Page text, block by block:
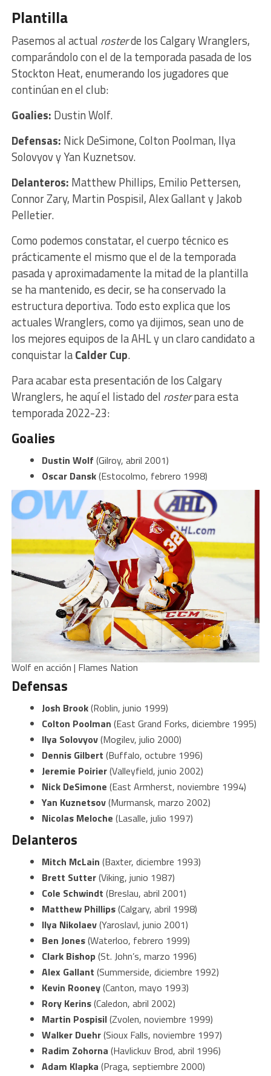
Plantilla
Pasemos al actual rosterde los Calgary Wranglers,
comparándolo con el de la temporada pasada de los
Stockton Heat, enumerando los jugadores que
continúan en el club:
Goalies: Dustin Wolf.
Defensas: Nick DeSimone, Colton Poolman, Ilya
Solovyov y Yan Kuznetsov.
Delanteros: Matthew Phillips, Emilio Pettersen,
Connor Zary, Martin Pospisil, Alex Gallant y Jakob
Pelletier.
Como podemos constatar, el cuerpo técnico es
prácticamente el mismo que el de la temporada
pasada y aproximadamente la mitad de la plantilla
se ha mantenido, es decir, se ha conservado la
estructura deportiva. Todo esto explica que los
actuales Wranglers, como ya dijimos, sean uno de
los mejores equipos de la AHL y un claro candidato a
conquistar laCalder Cup.
Para acabar esta presentación de los Calgary
Wranglers, he aquí el listado del rosterpara esta
temporada 2022-23:
Goalies
Dustin Wolf (Gilroy, abril 2001)
Oscar Dansk(Estocolmo, febrero 1998)
Wolf en acción | Flames Nation
Defensas
Josh Brook(Roblin, junio 1999)
Colton Poolman (East Grand Forks, diciembre 1995)
Ilya Solovyov(Mogilev, julio 2000)
Dennis Gilbert (Buffalo, octubre 1996)
Jeremie Poirier(Valleyfield, junio 2002)
Nick DeSimone (East Armherst, noviembre 1994)
Yan Kuznetsov(Murmansk, marzo 2002)
Nicolas Meloche (Lasalle, julio 1997)
Delanteros
Mitch McLain (Baxter, diciembre 1993)
Brett Sutter(Viking, junio 1987)
Cole Schwindt (Breslau, abril 2001)
Matthew Phillips(Calgary, abril 1998)
Ilya Nikolaev(Yaroslavl, junio 2001)
Ben Jones(Waterloo, febrero 1999)
Clark Bishop(St. John’s, marzo 1996)
Alex Gallant (Summerside, diciembre 1992)
Kevin Rooney(Canton, mayo 1993)
Rory Kerins(Caledon, abril 2002)
Martin Pospisil(Zvolen, noviembre 1999)
Walker Duehr(Sioux Falls, noviembre 1997)
Radim Zohorna (Havlickuv Brod, abril 1996)
Adam Klapka (Praga, septiembre 2000)